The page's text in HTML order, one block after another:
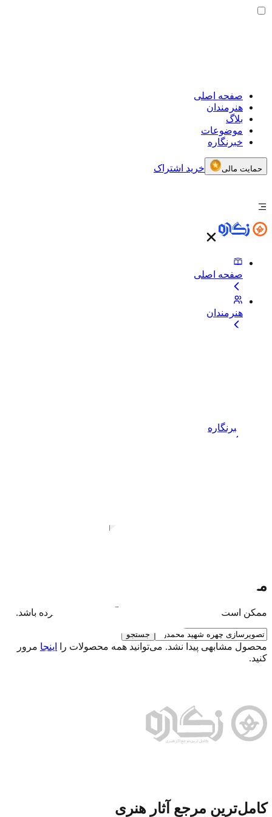
صفحه اصلی
هنرمندان
بلاگ
موضوعات
خبرنگاره
حمایت مالی خرید اشتراک
صفحه اصلی
هنرمندان
خبرنگاره
محصول مورد نظر یافت نشد
ممکن است این محصول حذف شده یا آدرس آن تغییر کرده باشد.
جستجو
محصول مشابهی پیدا نشد. می‌توانید همه محصولات را اینجا مرور
کنید.
کامل‌ترین مرجع آثار هنری